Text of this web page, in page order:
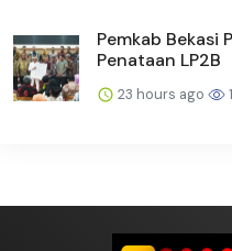
Pemkab Bekasi
Penataan LP2B
23 hours ago